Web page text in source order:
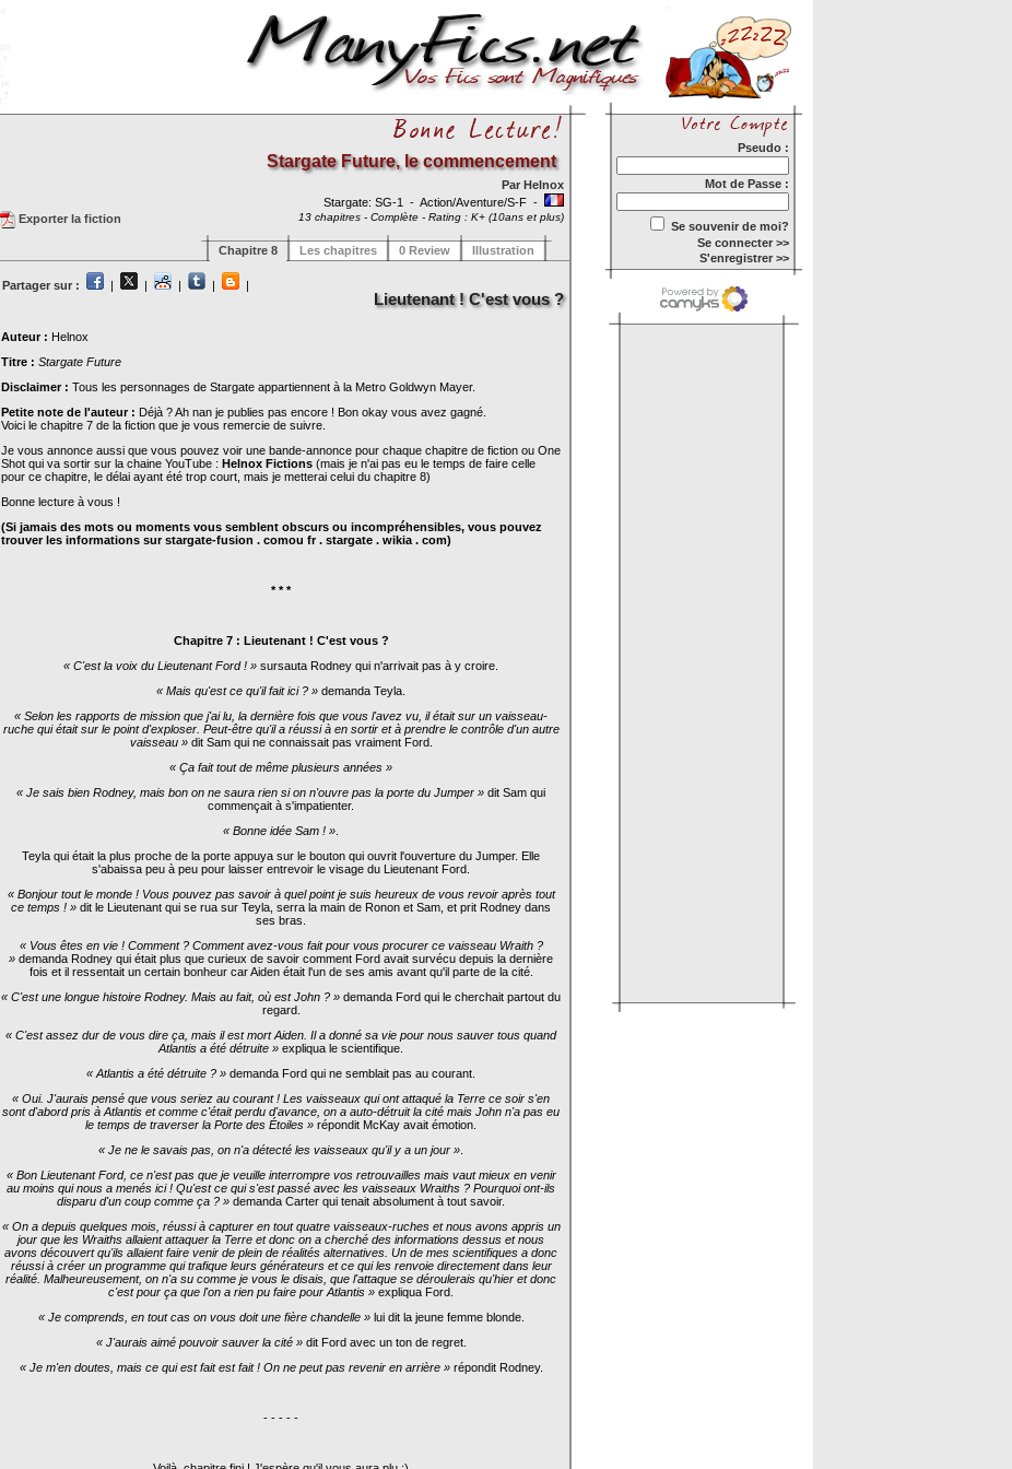
Stargate Future, le commencement
Par Helnox
Stargate: SG-1
- Action/Aventure/S-F -
13 chapitres - Complète - Rating : K+ (10ans et plus)
Exporter la fiction
Chapitre 8 Les chapitres 0 Review Illustration
Partager sur : | | | | |
Lieutenant ! C'est vous ?
Auteur : Helnox
Titre : Stargate Future
Disclaimer : Tous les personnages de Stargate appartiennent à la Metro Goldwyn Mayer.
Petite note de l'auteur : Déjà ? Ah nan je publies pas encore ! Bon okay vous avez gagné.
Voici le chapitre 7 de la fiction que je vous remercie de suivre.
Je vous annonce aussi que vous pouvez voir une bande-annonce pour chaque chapitre de fiction ou One
Shot qui va sortir sur la chaine YouTube : Helnox Fictions (mais je n'ai pas eu le temps de faire celle
pour ce chapitre, le délai ayant été trop court, mais je metterai celui du chapitre 8)
Bonne lecture à vous !
(Si jamais des mots ou moments vous semblent obscurs ou incompréhensibles, vous pouvez
trouver les informations sur stargate-fusion . comou fr . stargate . wikia . com)
* * *
Chapitre 7 : Lieutenant ! C'est vous ?
« C'est la voix du Lieutenant Ford ! » sursauta Rodney qui n'arrivait pas à y croire.
« Mais qu'est ce qu'il fait ici ? » demanda Teyla.
« Selon les rapports de mission que j'ai lu, la dernière fois que vous l'avez vu, il était sur un vaisseau-
ruche qui était sur le point d'exploser. Peut-être qu'il a réussi à en sortir et à prendre le contrôle d'un autre
vaisseau »dit Sam qui ne connaissait pas vraiment Ford.
« Ça fait tout de même plusieurs années »
« Je sais bien Rodney, mais bon on ne saura rien si on n'ouvre pas la porte du Jumper » dit Sam qui
commençait à s'impatienter.
« Bonne idée Sam ! »
Teyla qui était la plus proche de la porte appuya sur le bouton qui ouvrit l'ouverture du Jumper. Elle
s'abaissa peu à peu pour laisser entrevoir le visage du Lieutenant Ford.
« Bonjour tout le monde ! Vous pouvez pas savoir à quel point je suis heureux de vous revoir après tout
ce temps ! » dit le Lieutenant qui se rua sur Teyla, serra la main de Ronon et Sam, et prit Rodney dans
ses bras.
« Vous êtes en vie ! Comment ? Comment avez-vous fait pour vous procurer ce vaisseau Wraith ?
» demanda Rodney qui était plus que curieux de savoir comment Ford avait survécu depuis la dernière
fois et il ressentait un certain bonheur car Aiden était l'un de ses amis avant qu'il parte de la cité.
« C'est une longue histoire Rodney. Mais au fait, où est John ? » demanda Ford qui le cherchait partout du
regard.
« C'est assez dur de vous dire ça, mais il est mort Aiden. Il a donné sa vie pour nous sauver tous quand
Atlantis a été détruite » expliqua le scientifique.
« Atlantis a été détruite ? » demanda Ford qui ne semblait pas au courant.
« Oui. J'aurais pensé que vous seriez au courant ! Les vaisseaux qui ont attaqué la Terre ce soir s'en
sont d'abord pris à Atlantis et comme c'était perdu d'avance, on a auto-détruit la cité mais John n'a pas eu
le temps de traverser la Porte des Étoiles » répondit McKay avait émotion.
« Je ne le savais pas, on n'a détecté les vaisseaux qu'il y a un jour »
« Bon Lieutenant Ford, ce n'est pas que je veuille interrompre vos retrouvailles mais vaut mieux en venir
au moins qui nous a menés ici ! Qu'est ce qui s'est passé avec les vaisseaux Wraiths ? Pourquoi ont-ils
disparu d'un coup comme ça ? » demanda Carter qui tenait absolument à tout savoir.
« On a depuis quelques mois, réussi à capturer en tout quatre vaisseaux-ruches et nous avons appris un
jour que les Wraiths allaient attaquer la Terre et donc on a cherché des informations dessus et nous
avons découvert qu'ils allaient faire venir de plein de réalités alternatives. Un de mes scientifiques a donc
réussi à créer un programme qui trafique leurs générateurs et ce qui les renvoie directement dans leur
réalité. Malheureusement, on n'a su comme je vous le disais, que l'attaque se déroulerais qu'hier et donc
c'est pour ça que l'on a rien pu faire pour Atlantis » expliqua Ford.
« Je comprends, en tout cas on vous doit une fière chandelle »lui dit la jeune femme blonde.
« J'aurais aimé pouvoir sauver la cité » dit Ford avec un ton de regret.
« Je m'en doutes, mais ce qui est fait est fait ! On ne peut pas revenir en arrière »répondit Rodney.
- - - - -
Pseudo :
Mot de Passe :
Se souvenir de moi?
Se connecter >>
S'enregistrer >>